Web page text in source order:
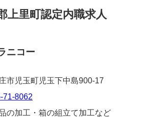
上里町認定内職求人
ニコー
市児玉町児玉下中島900-17
71-8062
の加工・箱の組立て加工など